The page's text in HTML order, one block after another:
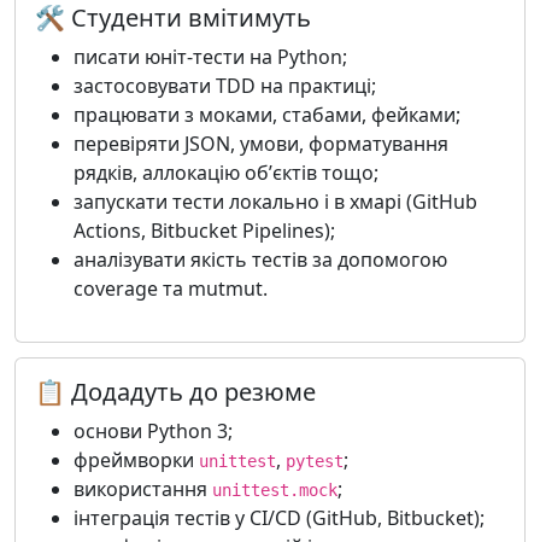
🛠️ Студенти вмітимуть
писати юніт-тести на Python;
застосовувати TDD на практиці;
працювати з моками, стабами, фейками;
перевіряти JSON, умови, форматування
рядків, аллокацію обʼєктів тощо;
запускати тести локально і в хмарі (GitHub
Actions, Bitbucket Pipelines);
аналізувати якість тестів за допомогою
coverage та mutmut.
📋 Додадуть до резюме
основи Python 3;
фреймворки unittest, pytest;
використання unittest.mock;
інтеграція тестів у CI/CD (GitHub, Bitbucket);